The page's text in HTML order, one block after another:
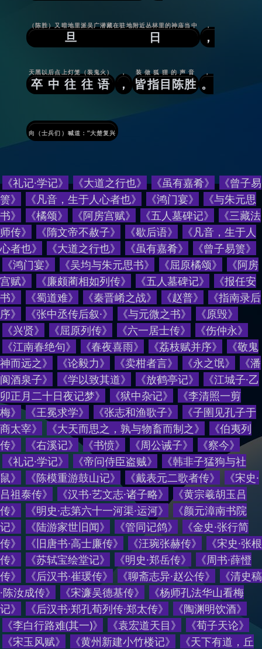
旦日
（陈胜）又暗地里派吴广潜藏在驻地附近丛林里的神庙当中
，
，
卒中往往语
天黑以后点上灯笼（装鬼火）
，
，
皆指目陈胜
装做狐狸的声音
。
，
向（士兵们）喊道：“大楚复兴
《礼记·学记》 《大道之行也》 《虽有嘉肴》
《曾子易
箦》
《凡音，生于人心者也》 《鸿门宴》
《与朱元思
书》
《橘颂》 《阿房宫赋》 《五人墓碑记》
《三藏法
师传》
《隋文帝不赦子》 《歇后语》 《凡音，生于人
心者也》 《大道之行也》 《虽有嘉肴》 《曾子易箦》
《鸿门宴》 《吴均与朱元思书》 《屈原橘颂》 《阿房
宫赋》 《廉颇蔺相如列传》 《五人墓碑记》 《报任安
书》 《蜀道难》 《秦晋崤之战》 《赵普》 《指南录后
序》 《张中丞传后叙·》 《与元微之书》 《原毁》
《兴贤》 《屈原列传》 《六一居士传》 《伤仲永》
《江南春绝句》 《春夜喜雨》 《荔枝赋并序》 《敬鬼
神而远之》 《论毅力》 《卖柑者言》 《永之氓》 《潘
阆酒泉子》 《学以致其道》 《放鹤亭记》 《江城子·乙
卯正月二十日夜记梦》 《狱中杂记》 《李清照一剪
梅》 《王冕求学》 《张志和渔歌子》 《子圉见孔子于
商太宰》 《大天而思之，孰与物畜而制之》 《伯夷列
传》 《右溪记》 《书愤》 《周公诫子》 《察今》
《礼记·学记》 《帝问侍臣盗贼》 《韩非子猛狗与社
鼠》 《陈模重游鼓山记》 《戴表元二歌者传》 《宋史·
吕祖泰传》 《汉书·艺文志·诸子略》 《黄宗羲胡玉吕
传》 《明史·志第六十一河渠·运河》 《颜元漳南书院
记》 《陆游家世旧闻》 《管同记鸽》 《金史·张行简
传》 《旧唐书·高士廉传》 《汪琬张赫传》 《宋史·张根
传》 《苏轼宝绘堂记》 《明史·郑岳传》 《周书·薛憕
传》 《后汉书·崔瑗传》 《聊斋志异·赵公传》 《清史稿
·陈汝成传》 《宋濂吴德基传》 《杨师孔法华山看梅
记》 《后汉书·郑孔荀列传·郑太传》 《陶渊明饮酒》
《李白行路难(其一)》 《袁宏道天目》 《荀子天论》
《宋玉风赋》 《黄州新建小竹楼记》 《天下有道，丘